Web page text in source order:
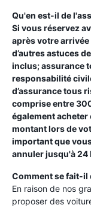
Qu'en est-il de
Si vous réservez
après votre
d’autres astuces
inclus; assurance
responsabilité
d’assurance tous
comprise entre
également
montant lors de
important que
annuler jusqu'à 24
Comment se fait-il
En raison de nos
proposer des